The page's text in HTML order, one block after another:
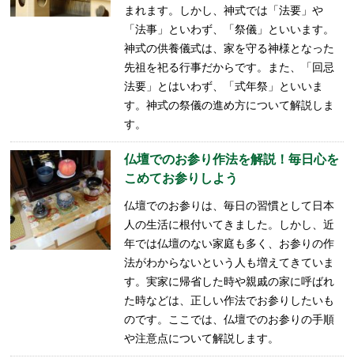
まれます。しかし、神式では「法要」や
「法事」といわず、「祭儀」といいます。
神式の供養儀式は、家を守る神様となった
先祖を祀る行事だからです。また、「回忌
法要」とはいわず、「式年祭」といいま
す。神式の祭儀の進め方について解説しま
す。
仏壇でのお参り作法を解説！毎日心を
こめてお参りしよう
仏壇でのお参りは、毎日の習慣として日本
人の生活に根付いてきました。しかし、近
年では仏壇のない家庭も多く、お参りの作
法がわからないという人も増えてきていま
す。実家に帰省した時や親戚の家に呼ばれ
た時などは、正しい作法でお参りしたいも
のです。ここでは、仏壇でのお参りの手順
や注意点について解説します。